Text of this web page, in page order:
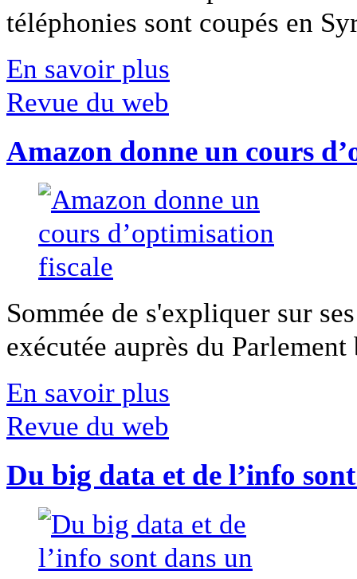
téléphonies sont coupés en
En savoir plus
Revue du web
Amazon donne un cours
Sommée de s'expliquer sur
exécutée auprès du
En savoir plus
Revue du web
Du big data et de l’info